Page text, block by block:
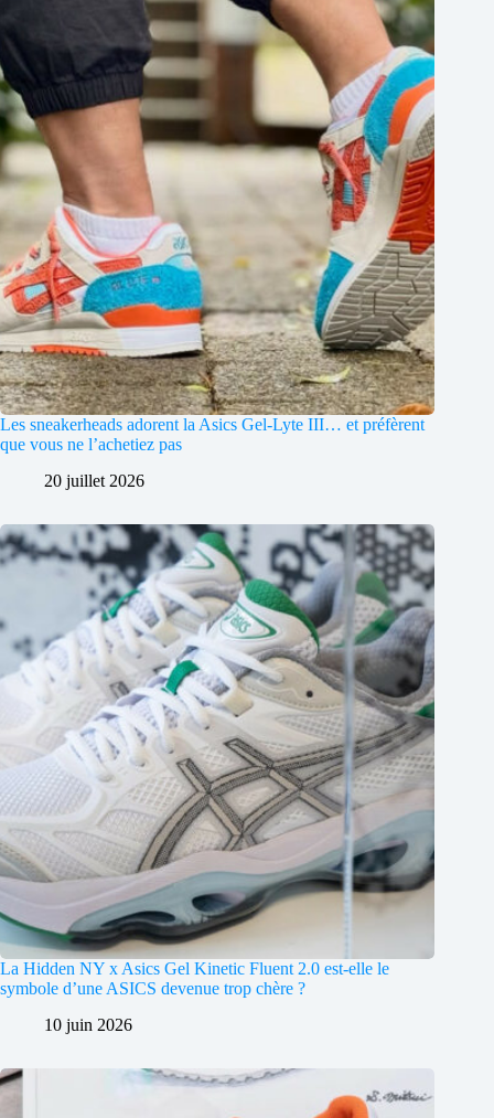
Les sneakerheads adorent la Asics Gel-Lyte III… et préfèrent
que vous ne l’achetiez pas
20 juillet 2026
La Hidden NY x Asics Gel Kinetic Fluent 2.0 est-elle le
symbole d’une ASICS devenue trop chère ?
10 juin 2026